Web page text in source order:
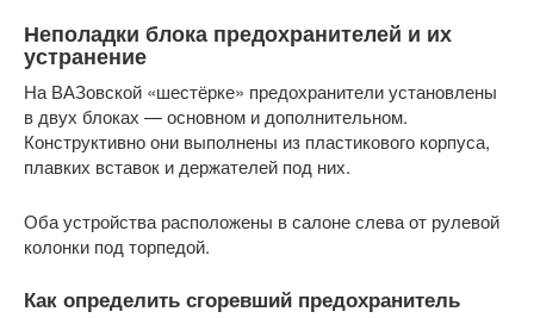
Неполадки блока предохранителей и их
устранение
На ВАЗовской «шестёрке» предохранители установлены
в двух блоках — основном и дополнительном.
Конструктивно они выполнены из пластикового корпуса,
плавких вставок и держателей под них.
Оба устройства расположены в салоне слева от рулевой
колонки под торпедой.
Как определить сгоревший предохранитель